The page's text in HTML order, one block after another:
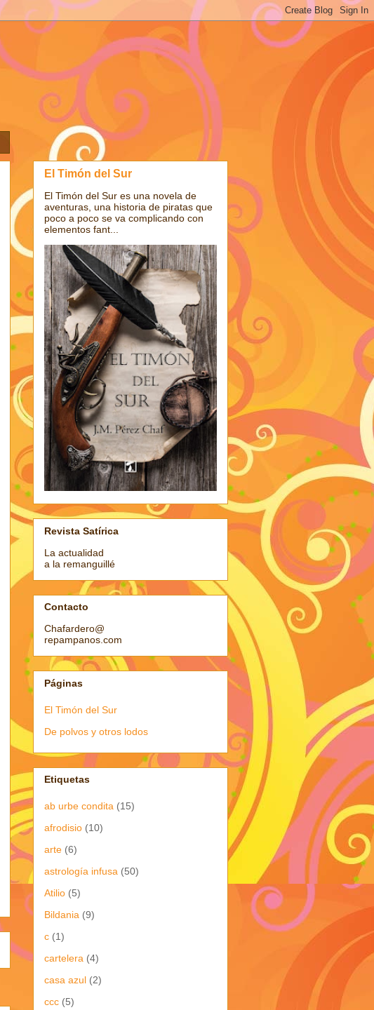
El Timón del Sur
El Timón del Sur es una novela de
aventuras, una historia de piratas que
poco a poco se va complicando con
elementos fant...
Revista Satírica
La actualidad
a la remanguillé
Contacto
Chafardero@
repampanos.com
Páginas
El Timón del Sur
De polvos y otros lodos
Etiquetas
ab urbe condita (15)
afrodisio (10)
arte (6)
astrología infusa (50)
Atilio (5)
Bildania (9)
c (1)
cartelera (4)
casa azul (2)
ccc (5)